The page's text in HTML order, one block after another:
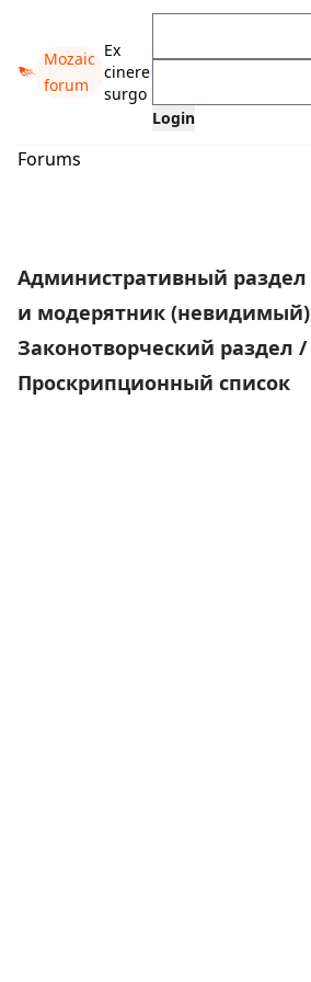
Mozaic
forum
Ex
cinere
surgo
Forums
Административный раздел
и модерятник (невидимый)
Законотворческий раздел /
Проскрипционный список